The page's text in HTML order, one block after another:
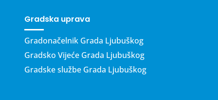
Gradska uprava
Gradonačelnik Grada Ljubuškog
Gradsko Vijeće Grada Ljubuškog
Gradske službe Grada Ljubuškog